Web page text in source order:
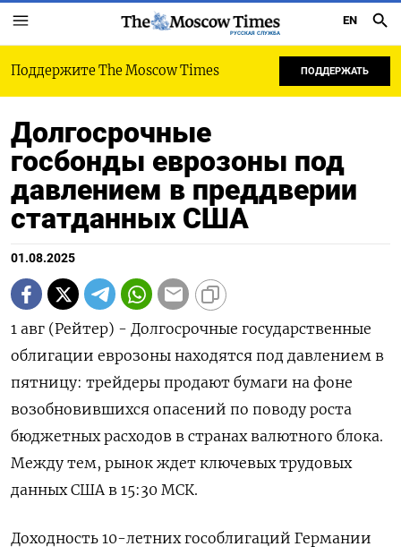
РУССКАЯ СЛУЖБА
EN
Поддержите The Moscow Times ПОДДЕРЖАТЬ
Долгосрочные
госбонды еврозоны под
давлением в преддверии
статданных США
01.08.2025
1 авг (Рейтер) - Долгосрочные государственные
облигации еврозоны находятся под давлением в
пятницу: трейдеры продают бумаги на фоне
возобновившихся опасений по поводу роста
бюджетных расходов в странах валютного блока.
Между тем, рынок ждет ключевых трудовых
данных США в 15:30 МСК.
Доходность 10-летних гособлигаций Германии